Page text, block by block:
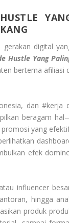
digital
Hustle Yang
bertema afiliasi
dan #kerja
beragam
yang
efek
influencer
hingga
produk-